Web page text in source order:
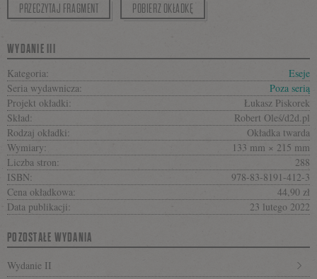
PRZECZYTAJ FRAGMENT POBIERZ OKŁADKĘ
WYDANIE III
Kategoria:
Eseje
Seria wydawnicza:
Poza serią
Projekt okładki:
Łukasz Piskorek
Skład:
Robert Oleś/d2d.pl
Rodzaj okładki:
Okładka twarda
Wymiary:
133 mm × 215 mm
Liczba stron:
288
ISBN:
978-83-8191-412-3
Cena okładkowa:
44,90 zł
Data publikacji:
23 lutego 2022
POZOSTAŁE WYDANIA
Wydanie II